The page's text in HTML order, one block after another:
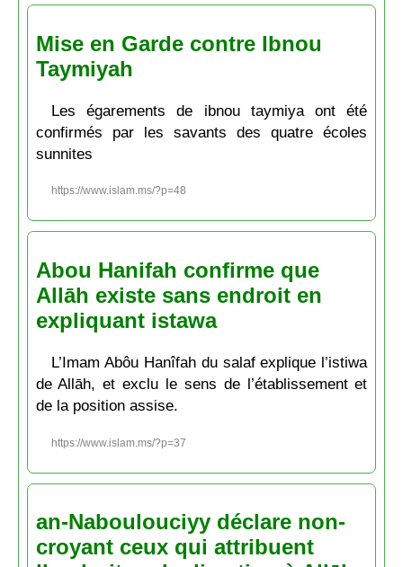
Mise en Garde contre Ibnou
Taymiyah
Les égarements de ibnou taymiya ont été
confirmés par les savants des quatre écoles
sunnites
https://www.islam.ms/?p=48
Abou Hanifah confirme que
Allāh existe sans endroit en
expliquant istawa
L’Imam Abôu Hanîfah du salaf explique l’istiwa
de Allāh, et exclu le sens de l’établissement et
de la position assise.
https://www.islam.ms/?p=37
an-Naboulouciyy déclare non-
croyant ceux qui attribuent